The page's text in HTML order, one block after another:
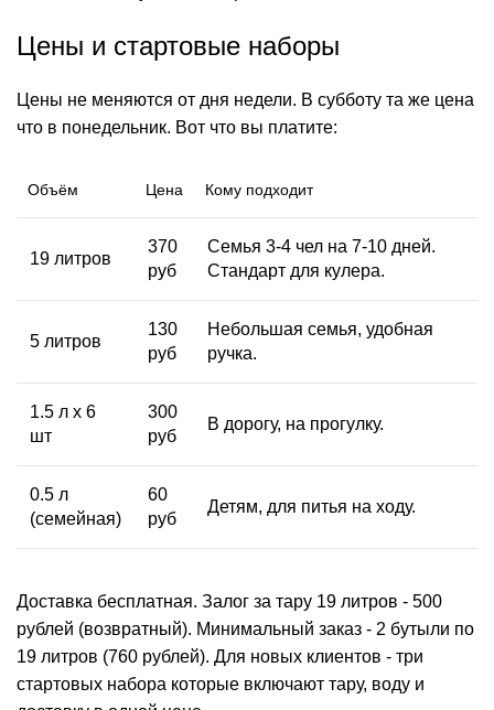
Цены и стартовые наборы
Цены не меняются от дня недели. В субботу та же цена
что в понедельник. Вот что вы платите:
Объём Цена Кому подходит
19 литров
370
руб
Семья 3-4 чел на 7-10 дней.
Стандарт для кулера.
5 литров
130
руб
Небольшая семья, удобная
ручка.
1.5 л x 6
шт
300
руб
В дорогу, на прогулку.
0.5 л
(семейная)
60
руб
Детям, для питья на ходу.
Доставка бесплатная. Залог за тару 19 литров - 500
рублей (возвратный). Минимальный заказ - 2 бутыли по
19 литров (760 рублей). Для новых клиентов - три
стартовых набора которые включают тару, воду и